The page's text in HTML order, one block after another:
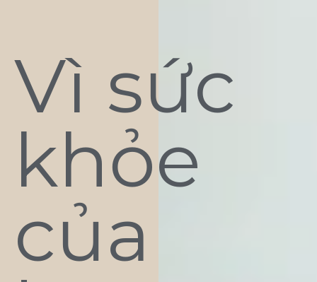
Vì sức
khỏe
của